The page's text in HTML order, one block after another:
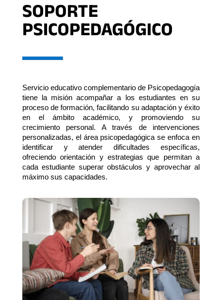
SOPORTE
PSICOPEDAGÓGICO
Servicio educativo complementariode Psicopedagogía
tiene la misión acompañar a los estudiantes en su
proceso de formación, facilitando su adaptación y éxito
en el ámbito académico, y promoviendo su
crecimiento personal. A través de intervenciones
personalizadas, el área psicopedagógica se enfoca en
identificar y atender dificultades específicas,
ofreciendo orientación y estrategias que permitan a
cada estudiante superar obstáculos y aprovechar al
máximo sus capacidades.